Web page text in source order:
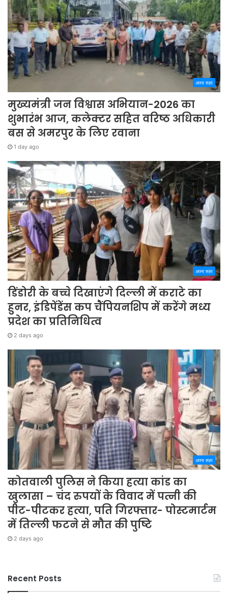
अपना शहर
मुख्यमंत्री जन विश्वास अभियान-2026 का
शुभारंभ आज, कलेक्टर सहित वरिष्ठ अधिकारी
बस से अमरपुर के लिए रवाना
1 day ago
अपना शहर
डिंडोरी के बच्चे दिखाएंगे दिल्ली में कराटे का
हुनर, इंडिपेंडेंस कप चैंपियनशिप में करेंगे मध्य
प्रदेश का प्रतिनिधित्व
2 days ago
अपना शहर
कोतवाली पुलिस ने किया हत्या कांड का
खुलासा – चंद रुपयों के विवाद में पत्नी की
पीट-पीटकर हत्या, पति गिरफ्तार- पोस्टमार्टम
में तिल्ली फटने से मौत की पुष्टि
2 days ago
Recent Posts